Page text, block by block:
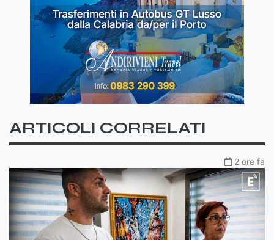
ARTICOLI CORRELATI
2 ore fa